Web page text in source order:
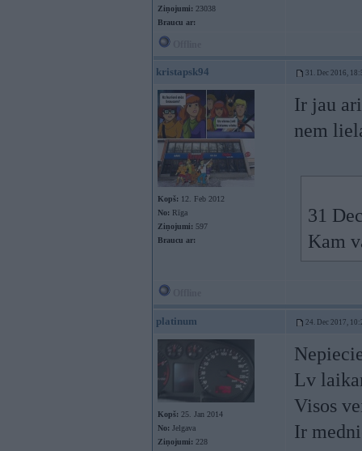
Ziņojumi: 23038
Braucu ar:
kristapsk94 31. Dec 2016,
Kopš: 12. Feb 2012
No: Rīga
Ziņojumi: 597
Braucu ar:
Ir jau
nem
31
Kam
platinum 24. Dec 2017,
Kopš: 25. Jan 2014
No: Jelgava
Ziņojumi: 228
Lv
Visos
Ir